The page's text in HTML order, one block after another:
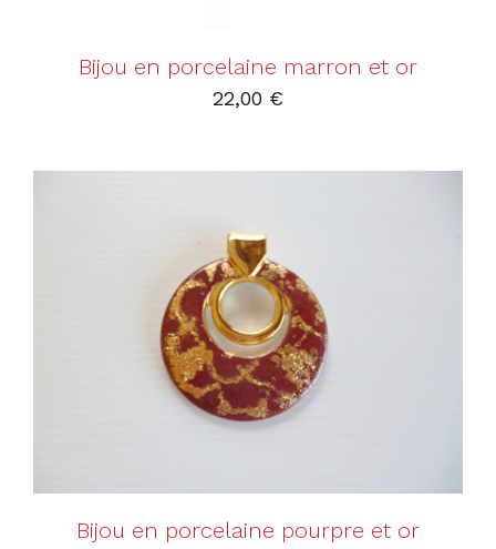
Bijou en porcelaine marron et or
22,00 €
AJOUTER AU PANIER / DÉTAILS
Bijou en porcelaine pourpre et or